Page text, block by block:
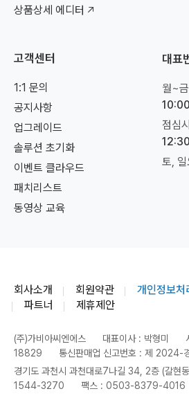
상품상세 에디터
고객센터
1:1 문의
공지사항
업그레이드
솔루션 초기화
이벤트 클라우드
패치리스트
동영상 교육
대표
월~
점심
토,
회사소개 회원약관 개인정보처
파트너
제휴제안
(주)가비아씨엔에스 대표이사 : 박형미
18829
통신판매업 신고번호 : 제 2024-
경기도 과천시 과천대로7나길 34, 2층 (갈현
1544-3270
팩스 : 0503-8379-4016